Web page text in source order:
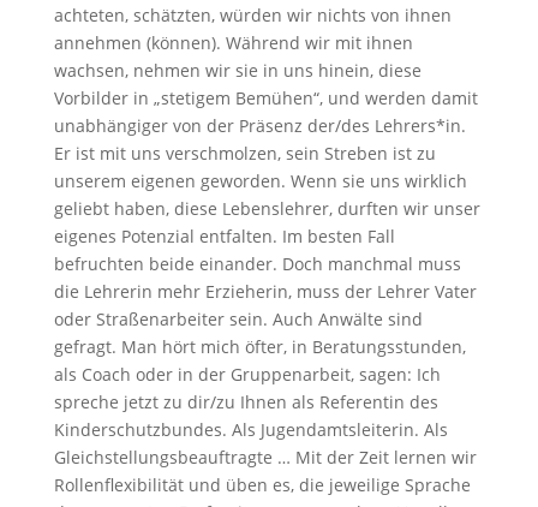
achteten, schätzten, würden wir nichts von ihnen
annehmen (können). Während wir mit ihnen
wachsen, nehmen wir sie in uns hinein, diese
Vorbilder in „stetigem Bemühen“, und werden damit
unabhängiger von der Präsenz der/des Lehrers*in.
Er ist mit uns verschmolzen, sein Streben ist zu
unserem eigenen geworden. Wenn sie uns wirklich
geliebt haben, diese Lebenslehrer, durften wir unser
eigenes Potenzial entfalten. Im besten Fall
befruchten beide einander. Doch manchmal muss
die Lehrerin mehr Erzieherin, muss der Lehrer Vater
oder Straßenarbeiter sein. Auch Anwälte sind
gefragt. Man hört mich öfter, in Beratungsstunden,
als Coach oder in der Gruppenarbeit, sagen: Ich
spreche jetzt zu dir/zu Ihnen als Referentin des
Kinderschutzbundes. Als Jugendamtsleiterin. Als
Gleichstellungsbeauftragte … Mit der Zeit lernen wir
Rollenflexibilität und üben es, die jeweilige Sprache